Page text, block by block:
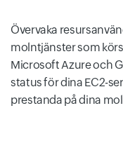
Övervaka
molntjänster som
Microsoft Azure och
status för dina EC2-
prestanda på dina